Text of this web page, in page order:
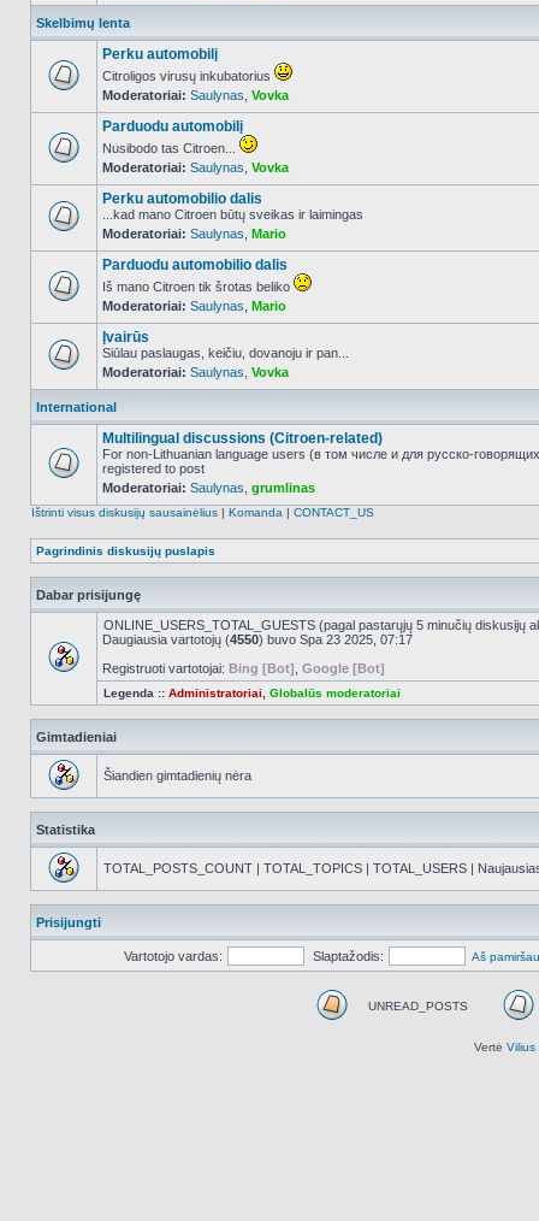
Skelbimų lenta
NO_UNREAD_POSTS
Perku automobilį
Citroligos virusų inkubatorius
Moderatoriai: Saulynas Vovka
NO_UNREAD_POSTS
Parduodu automobilį
Nusibodo tas Citroen...
Moderatoriai: Saulynas Vovka
NO_UNREAD_POSTS
Perku automobilio dalis
...kad mano Citroen būtų sveikas ir laimingas
Moderatoriai: Saulynas Mario
NO_UNREAD_POSTS
Parduodu automobilio dalis
Iš mano Citroen tik šrotas beliko
Moderatoriai: Saulynas Mario
NO_UNREAD_POSTS
Įvairūs
Siūlau paslaugas, keičiu, dovanoju ir pan...
Moderatoriai: Saulynas Vovka
International
NO_UNREAD_POSTS
Multilingual discussions (Citroen-related)
For non-Lithuanian language users (в том числе и для русско-
registered to post
Moderatoriai: Saulynas grumlinas
Ištrinti visus diskusijų sausainėlius | Komanda | CONTACT_US
Pagrindinis diskusijų puslapis
Dabar prisijungę
ONLINE_USERS_TOTAL_GUESTS (pagal pastarųjų 5 minučių diskusijų
Daugiausia vartotojų (4550) buvo Spa 23 2025, 07:17
Registruoti vartotojai: Bing [Bot] Google [Bot]
Legenda :: Administratoriai Globalūs moderatoriai
Gimtadieniai
Šiandien gimtadienių nėra
Statistika
TOTAL_POSTS_COUNT | TOTAL_TOPICS | TOTAL_USERS |
Prisijungti
Vartotojo vardas: Slaptažodis: Aš
UNREAD_POSTS
Vertė Vilius